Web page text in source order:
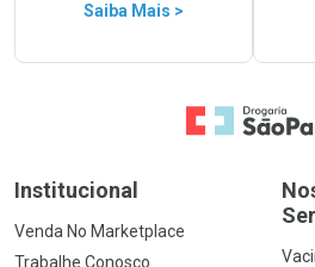
Saiba Mais >
Ir para a Home
Institucional
Venda No Marketplace
Trabalhe Conosco